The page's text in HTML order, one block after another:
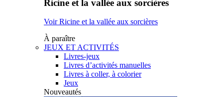
Ricine et la vallée aux sorcières
Voir Ricine et la vallée aux sorcières
À paraître
JEUX ET ACTIVITÉS
Livres-jeux
Livres d’activités manuelles
Livres à coller, à colorier
Jeux
Nouveautés